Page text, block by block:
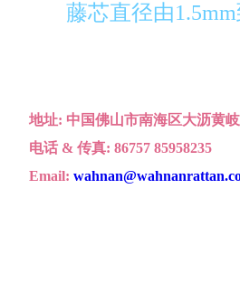
藤芯直径由
地址: 中国佛山市南海区大沥黄
电话 & 传真: 86757 85958235
Email: